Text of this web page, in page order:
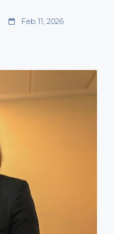
Feb 11, 2026